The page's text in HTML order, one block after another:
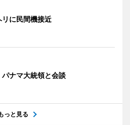
に民間機接近
パナマ大統領と会談
っと見る